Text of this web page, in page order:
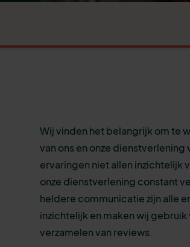
Wij vinden het belangrijk om te
van ons en onze
ervaringen niet allen inzichtelijk
onze dienstverlening constant
heldere communicatie zijn alle
inzichtelijk en maken wij
verzamelen van reviews.